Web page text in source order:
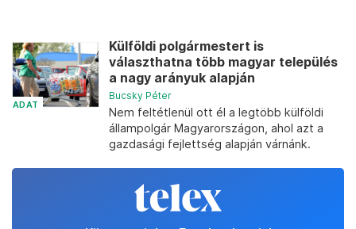
ADAT
Külföldi polgármestert is
választhatna több magyar település
a nagy arányuk alapján
Bucsky Péter
Nem feltétlenül ott él a legtöbb külföldi
állampolgár Magyarországon, ahol azt a
gazdasági fejlettség alapján várnánk.